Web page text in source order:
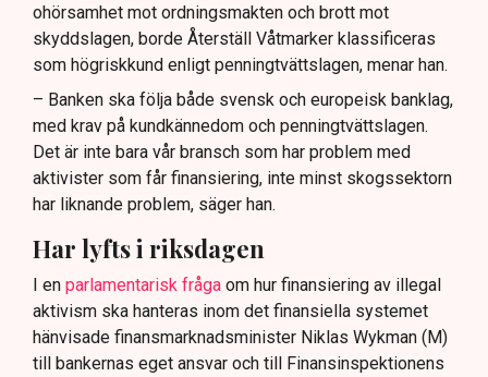
ohörsamhet mot ordningsmakten och brott mot
skyddslagen, borde Återställ Våtmarker klassificeras
som högriskkund enligt penningtvättslagen, menar han.
– Banken ska följa både svensk och europeisk banklag,
med krav på kundkännedom och penningtvättslagen.
Det är inte bara vår bransch som har problem med
aktivister som får finansiering, inte minst skogssektorn
har liknande problem, säger han.
Har lyfts i riksdagen
I en parlamentarisk fråga om hur finansiering av illegal
aktivism ska hanteras inom det finansiella systemet
hänvisade finansmarknadsminister Niklas Wykman (M)
till bankernas eget ansvar och till Finansinspektionens